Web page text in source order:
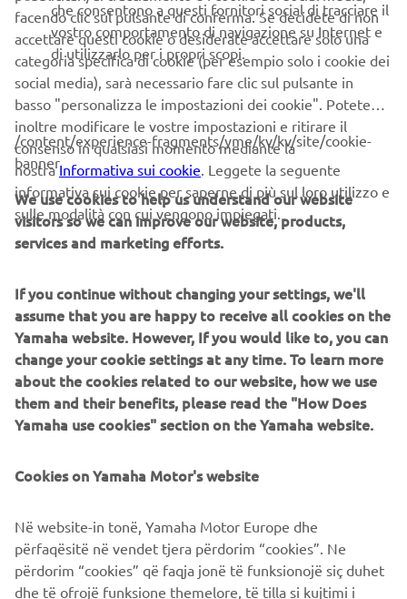
B2B
PIÙ YAMAHA
SUPPORTO
NEWSLETTER
Conoscerai in anteprima le ultime offerte, gli eventi speciali, le
nuove uscite e molto altro
ISCRIVITI
Leggi la nostra Informativa sulla privacy per sapere come
trattiamo i tuoi dati personali:Informativa sulla Privacy
© Copyright - 2026 Yamaha Motor Europe N.V. - All Rights
Reserved
vostro comportamento di navigazione su Internet e
di utilizzarlo per i propri scopi.
accettare questi cookie o desiderate accettare solo una
categoria specifica di cookie (per esempio solo i cookie dei
social media), sarà necessario fare clic sul pulsante in
basso "personalizza le impostazioni dei cookie". Potete
inoltre modificare le vostre impostazioni e ritirare il
consenso in qualsiasi momento mediante la
nostraInformativa sui cookie. Leggete la seguente
informativa sui cookie per saperne di più sul loro utilizzo e
sulle modalità con cui vengono impiegati.
/content/experience-fragments/yme/kv/kv/site/cookie-
banner
We use cookies to help us understand our website
visitors so we can improve our website, products,
services and marketing efforts.
assume that you are happy to receive all cookies on the
Yamaha website. However, If you would like to, you can
change your cookie settings at any time. To learn more
about the cookies related to our website, how we use
them and their benefits, please read the "How Does
Yamaha use cookies" section on the Yamaha website.
përfaqësitë në vendet tjera përdorim “cookies”. Ne
përdorim “cookies” që faqja jonë të funksionojë siç duhet
dhe të ofrojë funksione themelore, të tilla si kujtimi i